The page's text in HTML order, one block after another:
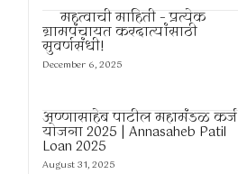
महत्वाची माहिती – प्रत्येक
ग्रामपंचायत करदात्यांसाठी
सुवर्णसंधी!
December 6, 2025
अण्णासाहेब पाटील महामंडळ कर्ज
योजना 2025 | Annasaheb Patil
Loan 2025
August 31, 2025